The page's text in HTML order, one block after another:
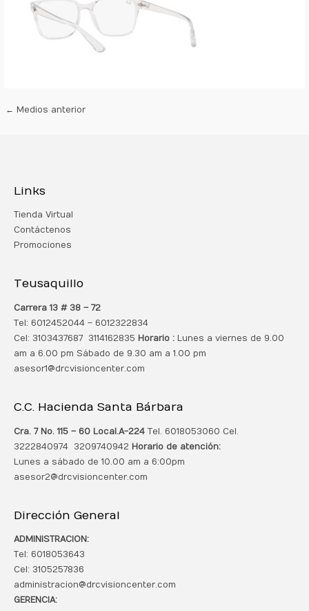
← Medios anterior
Links
Tienda Virtual
Contáctenos
Promociones
Teusaquillo
Carrera 13 # 38 – 72
Tel: 6012452044 – 6012322834
Cel: 3103437687 3114162835 Horario : Lunes a viernes de 9.00
am a 6.00 pm Sábado de 9.30 am a 1.00 pm
asesor1@drcvisioncenter.com
C.C. Hacienda Santa Bárbara
Cra. 7 No. 115 – 60 Local.A-224 Tel. 6018053060 Cel.
3222840974 3209740942 Horario de atención:
Lunes a sábado de 10.00 am a 6:00pm
asesor2@drcvisioncenter.com
Dirección General
ADMINISTRACION:
Tel: 6018053643
Cel: 3105257836
administracion@drcvisioncenter.com
GERENCIA: